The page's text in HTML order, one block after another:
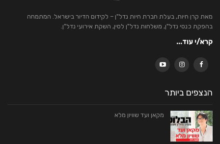
מאת קרן חיות, בעלת חברת חיות נדל"ן – לקידום הדיור בישראל. המתמחה
בהפקת כנסי נדל"ן, משלחות נדל"ן לסין, השקת אירועי נדל"ן.
קרא/י עוד...
הנצפים ביותר
מקאן ועד שוויון מלא